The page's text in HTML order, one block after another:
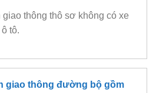
thông thô sơ không có xe
tô.
giao thông đường bộ gồm